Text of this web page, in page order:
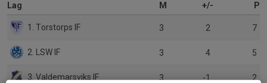
Lag M +/- P
1. Torstorps IF 3 2 7
2. LSW IF 3 4 5
3. Valdemarsviks IF 3 -1 2